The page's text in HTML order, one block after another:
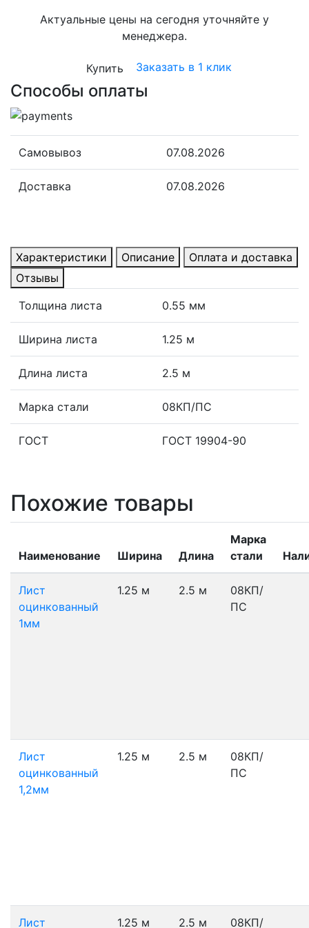
Актуальные цены на сегодня уточняйте у
менеджера.
Купить Заказать в 1 клик
Способы оплаты
Самовывоз 07.08.2026
Доставка 07.08.2026
Характеристики Описание
Оплата и доставка
Отзывы
Толщина листа
0.55 мм
Ширина листа 1.25 м
Длина листа 2.5 м
Марка стали 08КП/ПС
ГОСТ ГОСТ 19904-90
Похожие товары
Наименование Ширина Длина
Марка
стали
Лист
оцинкованный
1мм
1.25 м 2.5 м
08КП/
ПС
Лист
оцинкованный
1,2мм
1.25 м 2.5 м
08КП/
ПС
Лист
1.25 м 2.5 м
08КП/